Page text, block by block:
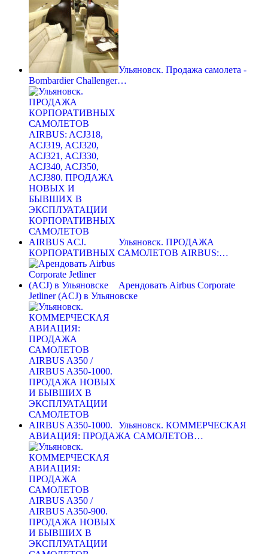
Ульяновск. Продажа самолета -
Bombardier Challenger…
Ульяновск. ПРОДАЖА
КОРПОРАТИВНЫХ САМОЛЕТОВ AIRBUS:…
Арендовать Airbus Corporate
Jetliner (ACJ) в Ульяновске
Ульяновск. КОММЕРЧЕСКАЯ
АВИАЦИЯ: ПРОДАЖА САМОЛЕТОВ…